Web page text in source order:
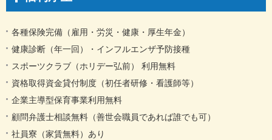
各種保険完備（雇用・労災・健康・厚生年金）
健康診断（年一回）・インフルエンザ予防接種
スポーツクラブ（ホリデー弘前） 利用無料
資格取得資金貸付制度（初任者研修・看護師等）
企業主導型保育事業利用無料
顧問弁護士相談無料（善世会職員であれば誰でも可）
社員寮（家賃無料）あり